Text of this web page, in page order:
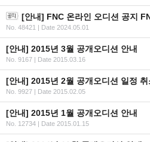
[안내] FNC 온라인 오디션 공지
No. 48421 | Date 2024.05.01
[안내] 2015년 3월 공개오디션 안내
No. 9167 | Date 2015.03.16
[안내] 2015년 2월 공개오디션 일정 취
No. 9927 | Date 2015.02.05
[안내] 2015년 1월 공개오디션 안내
No. 12734 | Date 2015.01.15